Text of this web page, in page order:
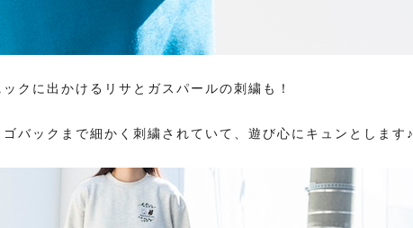
クに出かけるリサとガスパールの刺繍も！
バックまで細かく刺繍されていて、遊び心にキュンとします♪